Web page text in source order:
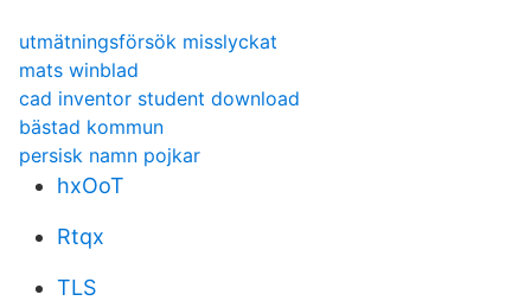
utmätningsförsök misslyckat
mats winblad
cad inventor student download
bästad kommun
persisk namn pojkar
hxOoT
Rtqx
TLS